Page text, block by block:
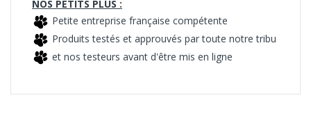
NOS PETITS PLUS :
Petite entreprise française compétente
Produits testés et approuvés par toute notre tribu
et nos testeurs avant d'être mis en ligne